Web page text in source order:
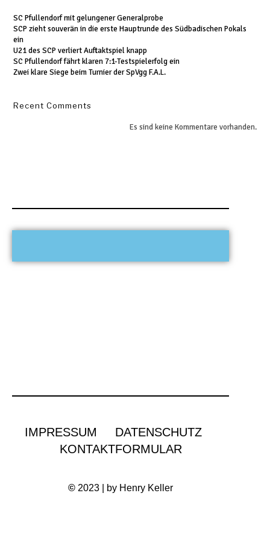
SC Pfullendorf mit gelungener Generalprobe
SCP zieht souverän in die erste Hauptrunde des Südbadischen Pokals
ein
U21 des SCP verliert Auftaktspiel knapp
SC Pfullendorf fährt klaren 7:1-Testspielerfolg ein
Zwei klare Siege beim Turnier der SpVgg F.A.L.
Recent Comments
Es sind keine Kommentare vorhanden.
IMPRESSUM
DATENSCHUTZ
KONTAKTFORMULAR
© 2023 | by Henry Keller